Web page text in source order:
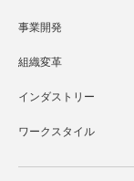
事業開発
組織変革
インダストリー
ワークスタイル